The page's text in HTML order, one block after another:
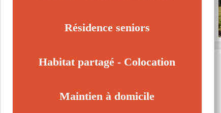
Vimy (62580)Résidence seniors
Habitat partagé - Colocation
Maintien à domicile